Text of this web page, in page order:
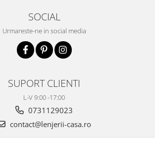
SOCIAL
Urmareste-ne in social media
SUPORT CLIENTI
L-V 9:00 -17:00
0731129023
contact@lenjerii-casa.ro